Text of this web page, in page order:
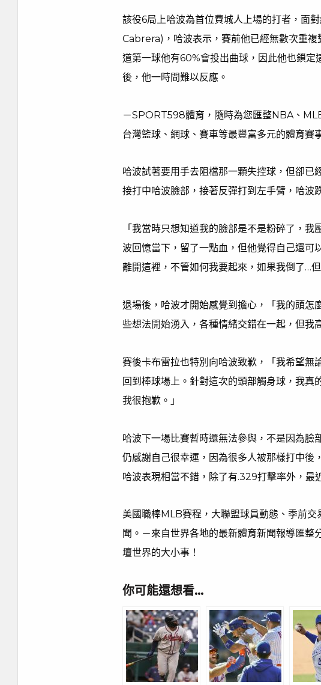
該役6局上哈波為首位費城人上場的打者，面
Cabrera)，哈波表示，賽前他已經無數次重
道第一球他有60%會投出曲球，因此他也鎖定
後，他一時間難以反應。
－SPORT598體育，隨時為您匯整NBA、
台灣籃球、網球、賽車等最豐富多元的體育賽
哈波試著要用手去阻檔那一顆失控球，但卻已
接打中哈波臉部，接著反彈打到左手臂，哈波
「我當時只想知道我的臉部是不是粉碎了，
波回憶當下，留了一點血，但他覺得自己還可
離開這裡，不管如何我要起來，如果我倒了…但
退場後，哈波才開始感覺到擔心，「我的頭怎
些想法開始湧入，各種情緒交錯在一起，但我
賽後卡布雷拉也特別向哈波致歉，「我希望無
回到棒球場上。針對這次的頭部觸身球，我真
我很抱歉。」
哈波下一場比賽暫時還無法參與，不是因為臉
仍感謝自己很幸運，因為很多人被那樣打中後
哈波表現相當不錯，除了有.329打擊率外，最
美國職棒MLB賽程，大聯盟球員動態、季前
聞。－來自世界各地的最新體育新聞報導匯整
壇世界的大小事！
你可能還想看…